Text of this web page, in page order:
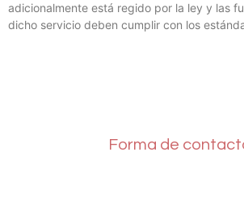
adicionalmente está regido por la ley y las
dicho servicio deben cumplir con los
Forma de